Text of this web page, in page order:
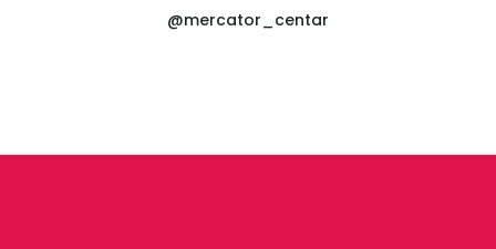
@mercator_centar